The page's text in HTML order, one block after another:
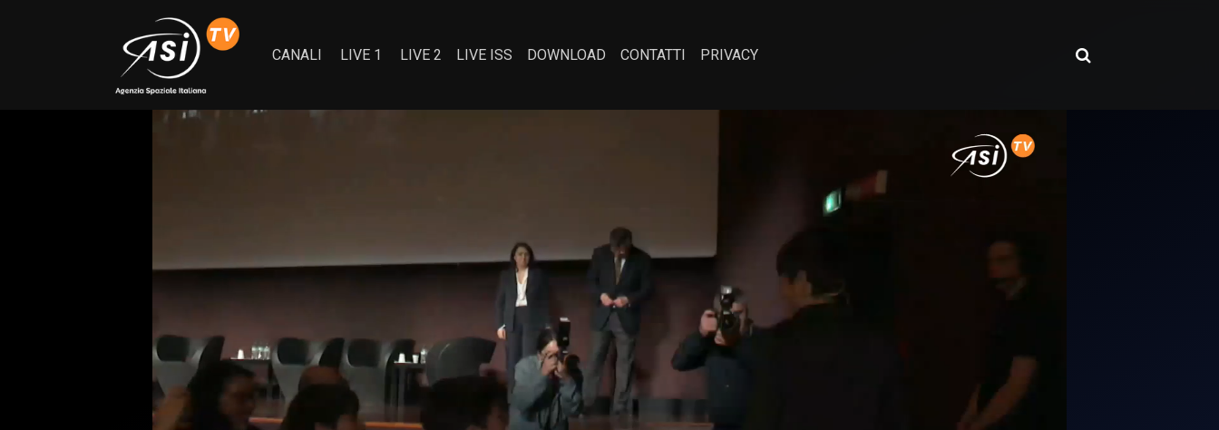
CANALI LIVE 1 LIVE 2 LIVE ISS DOWNLOAD CONTATTI PRIVACY